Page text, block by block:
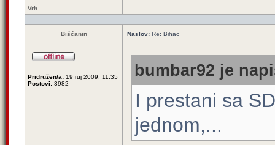
Vrh
Bišćanin Naslov: Re: Bihac
Pridružen/a: 19 ruj 2009, 11:35
Postovi: 3982
bumbar92 je
I prestani sa
jednom,...